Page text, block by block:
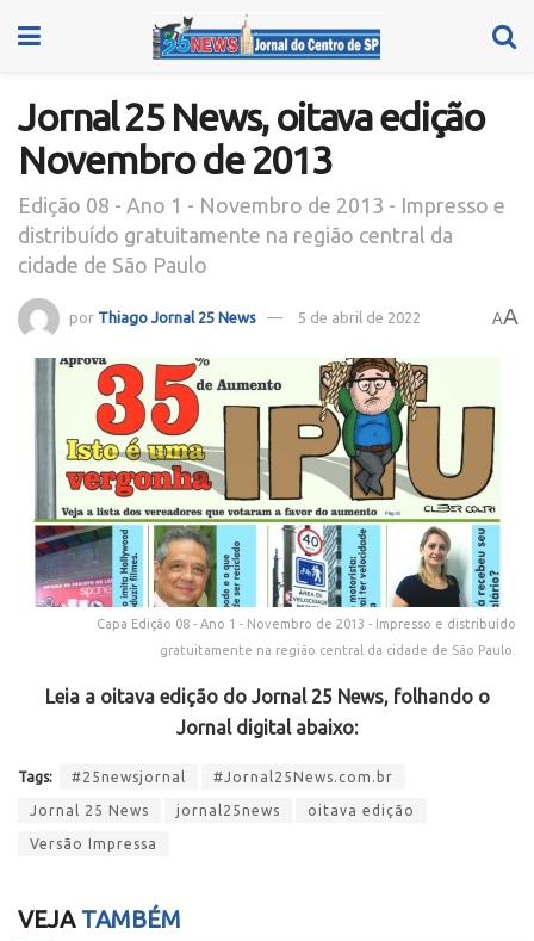
Jornal 25 News, oitava edição
Novembro de 2013
Edição 08 - Ano 1 - Novembro de 2013 - Impresso e
distribuído gratuitamente na região central da
cidade de São Paulo
por Thiago Jornal 25 News 5 de abril de 2022 AA
Capa Edição 08 - Ano 1 - Novembro de 2013 - Impresso e distribuído
gratuitamente na região central da cidade de São Paulo.
Leia a oitava edição do Jornal 25 News, folhando o
Jornal digital abaixo:
Tags: #25newsjornal #Jornal25News.com.br
Jornal 25 News jornal25news oitava edição
Versão Impressa
VEJATAMBÉM